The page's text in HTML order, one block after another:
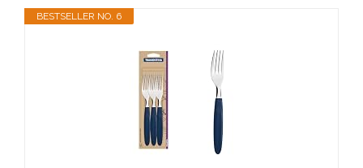
BESTSELLER NO. 6